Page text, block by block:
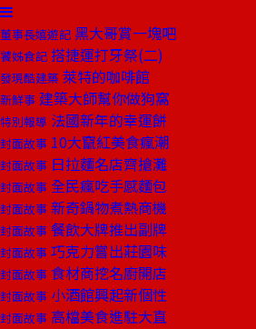
董事長嬉遊記 黑大哥賞一塊吧
饕姊食記 搭捷運打牙祭(二)
發現酷建築 萊特的咖啡館
新鮮事 建築大師幫你做狗窩
特別報導 法國新年的幸運餅
封面故事 10大竄紅美食瘋潮
封面故事 日拉麵名店齊搶灘
封面故事 全民瘋吃手感麵包
封面故事 新奇鍋物煮熱商機
封面故事 餐飲大牌推出副牌
封面故事 巧克力嘗出莊園味
封面故事 食材商挖名廚開店
封面故事 小酒館興起新個性
封面故事 高檔美食進駐大直